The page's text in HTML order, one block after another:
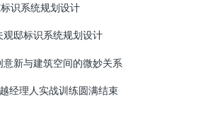
识系统规划设计
观邸标识系统规划设计
意新与建筑空间的微妙关系
经理人实战训练圆满结束